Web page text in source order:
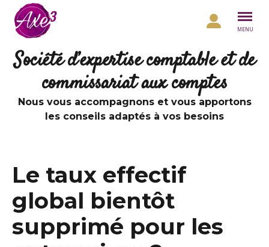
Aller au contenu
MENU
Société d’expertise comptable et de
commissariat aux comptes
Nous vous accompagnons et vous apportons
les conseils adaptés à vos besoins
Le taux effectif
global bientôt
supprimé pour les